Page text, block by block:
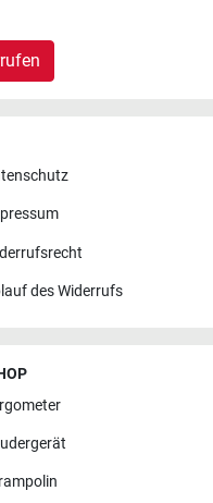
des Widerrufs